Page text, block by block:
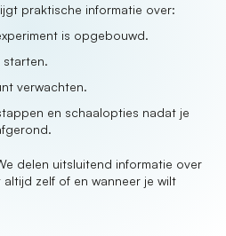
praktische informatie over:
is opgebouwd.
starten.
verwachten.
en schaalopties nadat je
delen uitsluitend informatie over
zelf of en wanneer je wilt